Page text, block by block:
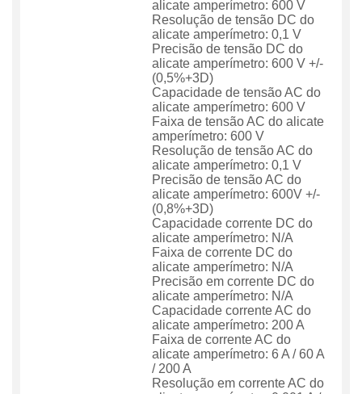
alicate amperímetro: 600 V
Resolução de tensão DC do
alicate amperímetro: 0,1 V
Precisão de tensão DC do
alicate amperímetro: 600 V +/-
(0,5%+3D)
Capacidade de tensão AC do
alicate amperímetro: 600 V
Faixa de tensão AC do alicate
amperímetro: 600 V
Resolução de tensão AC do
alicate amperímetro: 0,1 V
Precisão de tensão AC do
alicate amperímetro: 600V +/-
(0,8%+3D)
Capacidade corrente DC do
alicate amperímetro: N/A
Faixa de corrente DC do
alicate amperímetro: N/A
Precisão em corrente DC do
alicate amperímetro: N/A
Capacidade corrente AC do
alicate amperímetro: 200 A
Faixa de corrente AC do
alicate amperímetro: 6 A / 60 A
/ 200 A
Resolução em corrente AC do